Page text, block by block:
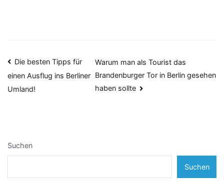
Beitragsnavigation
Die besten Tipps für
einen Ausflug ins Berliner
Umland!
Warum man als Tourist das
Brandenburger Tor in Berlin gesehen
haben sollte
Suchen
Suchen